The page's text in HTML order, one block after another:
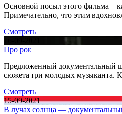
Основной посыл этого фильма –
Примечательно, что этим
Смотреть
Про рок
Предложенный документальный
сюжета три молодых музыканта.
Смотреть
15-09-2021
В лучах солнца —